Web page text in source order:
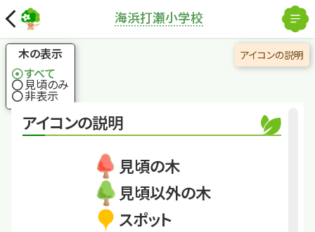
アイコンの説明
見頃の木
見頃以外の木
スポット
海浜打瀬小学校
マテバシイ
K_UtsSho24_11
×
国土地理院
木の表示
すべて
見頃のみ
非表示
解除
アイコンの説明